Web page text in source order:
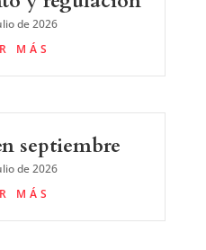
de 2026
MÁS
septiembre
de 2026
MÁS